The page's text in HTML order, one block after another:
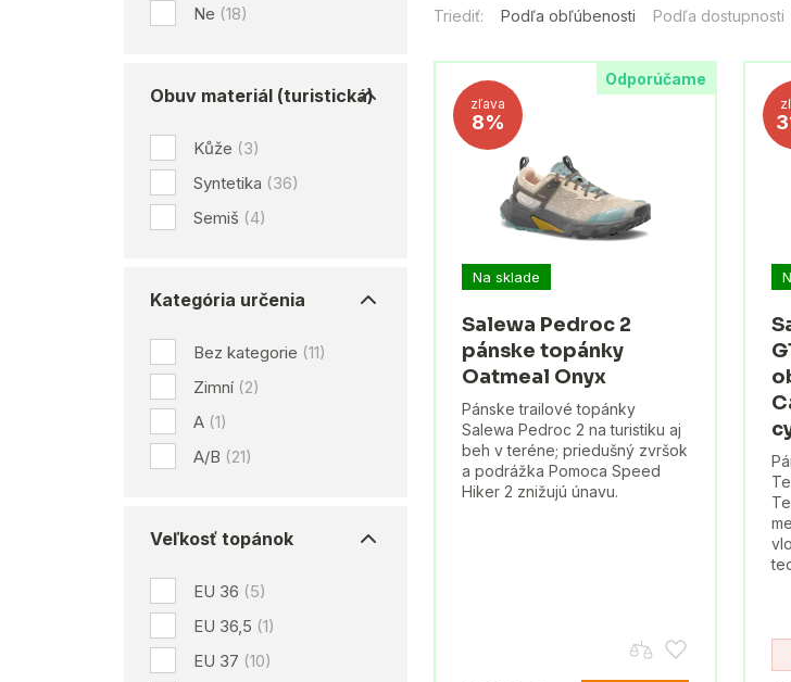
Ne (18)
Obuv materiál (turistická)
Kůže (3)
Syntetika (36)
Semiš (4)
Kategória určenia
Bez kategorie (11)
Zimní (2)
A (1)
A/B (21)
Veľkosť topánok
EU 36 (5)
EU 36,5 (1)
EU 37 (10)
Triediť: Podľa obľúbenosti Podľa dostupnosti
Odporúčame
zľava
8%
Na sklade
Salewa Pedroc 2
pánske topánky
Oatmeal Onyx
Pánske trailové topánky
Salewa Pedroc 2 na turistiku aj
beh v teréne; priedušný zvršok
a podrážka Pomoca Speed
Hiker 2 znižujú únavu.